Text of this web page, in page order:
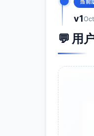
当前
v1
💬 用